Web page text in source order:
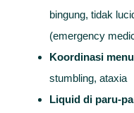
bingung, tidak
(emergency
Koordinasi
stumbling, ataxia
Liquid di paru-